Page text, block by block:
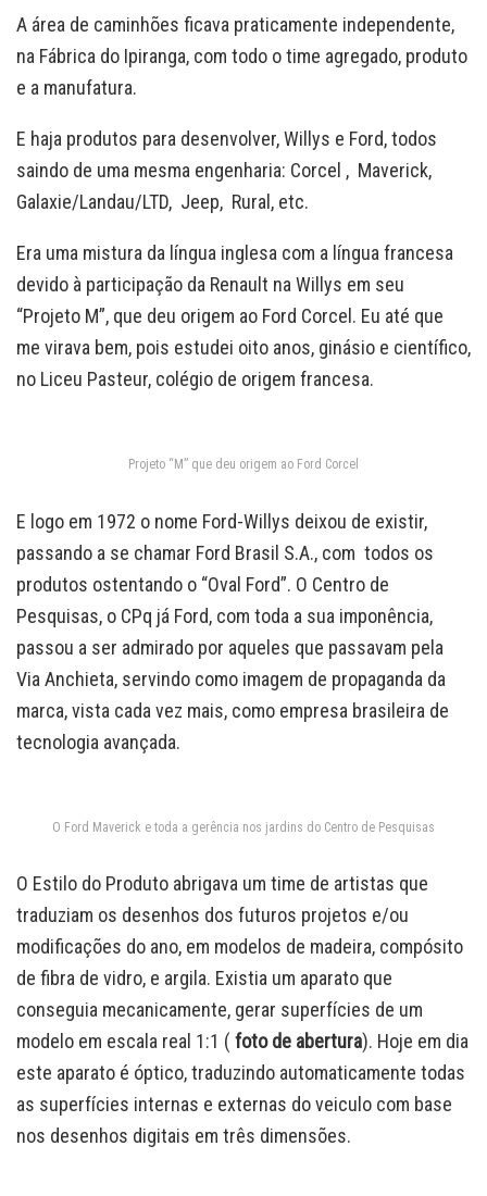
A área de caminhões ficava praticamente independente,
na Fábrica do Ipiranga, com todo o time agregado, produto
e a manufatura.
E haja produtos para desenvolver, Willys e Ford, todos
saindo de uma mesma engenharia: Corcel , Maverick,
Galaxie/Landau/LTD, Jeep, Rural, etc.
Era uma mistura da língua inglesa com a língua francesa
devido à participação da Renault na Willys em seu
“Projeto M”, que deu origem ao Ford Corcel. Eu até que
me virava bem, pois estudei oito anos, ginásio e científico,
no Liceu Pasteur, colégio de origem francesa.
Projeto “M” que deu origem ao Ford Corcel
E logo em 1972 o nome Ford-Willys deixou de existir,
passando a se chamar Ford Brasil S.A., com todos os
produtos ostentando o “Oval Ford”. O Centro de
Pesquisas, o CPq já Ford, com toda a sua imponência,
passou a ser admirado por aqueles que passavam pela
Via Anchieta, servindo como imagem de propaganda da
marca, vista cada vez mais, como empresa brasileira de
tecnologia avançada.
O Ford Maverick e toda a gerência nos jardins do Centro de Pesquisas
O Estilo do Produto abrigava um time de artistas que
traduziam os desenhos dos futuros projetos e/ou
modificações do ano, em modelos de madeira, compósito
de fibra de vidro, e argila. Existia um aparato que
conseguia mecanicamente, gerar superfícies de um
modelo em escala real 1:1 ( foto de abertura). Hoje em dia
este aparato é óptico, traduzindo automaticamente todas
as superfícies internas e externas do veiculo com base
nos desenhos digitais em três dimensões.